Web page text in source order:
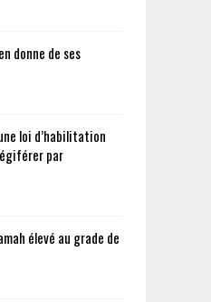
donne de ses
loi d’habilitation
par
élevé au grade de